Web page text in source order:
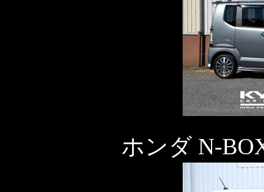
ホンダ N-